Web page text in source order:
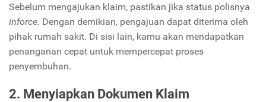
Sebelum mengajukan klaim, pastikan jika status polisnya
inforce. Dengan demikian, pengajuan dapat diterima oleh
pihak rumah sakit. Di sisi lain, kamu akan mendapatkan
penanganan cepat untuk mempercepat proses
penyembuhan.
2. Menyiapkan Dokumen Klaim